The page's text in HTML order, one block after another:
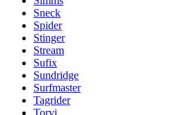
Sneck
Spider
Stinger
Stream
Sufix
Sundridge
Surfmaster
Tagrider
Torvi